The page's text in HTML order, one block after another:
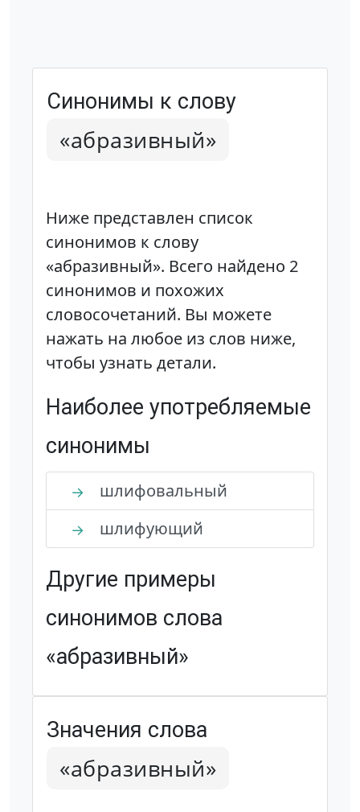
Синонимы к слову
«абразивный»
Ниже представлен список
синонимов к слову
«абразивный». Всего найдено 2
синонимов и похожих
словосочетаний. Вы можете
нажать на любое из слов ниже,
чтобы узнать детали.
Наиболее употребляемые
синонимы
→ шлифовальный
→ шлифующий
Другие примеры
синонимов слова
«абразивный»
Значения слова
«абразивный»